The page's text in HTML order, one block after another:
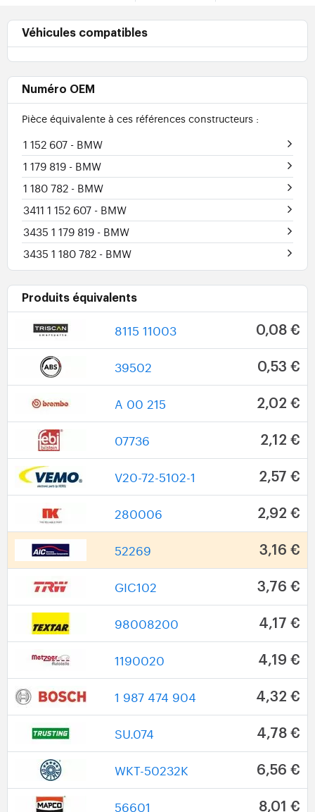
Véhicules compatibles
Numéro OEM
Pièce équivalente à ces références constructeurs :
1 152 607 - BMW
1 179 819 - BMW
1 180 782 - BMW
3411 1 152 607 - BMW
3435 1 179 819 - BMW
3435 1 180 782 - BMW
Produits équivalents
8115 11003 0,08 €
39502 0,53 €
A 00 215 2,02 €
07736 2,12 €
V20-72-5102-1 2,57 €
280006 2,92 €
52269 3,16 €
GIC102 3,76 €
98008200 4,17 €
1190020 4,19 €
1 987 474 904 4,32 €
SU.074 4,78 €
WKT-50232K 6,56 €
56601 8,01 €